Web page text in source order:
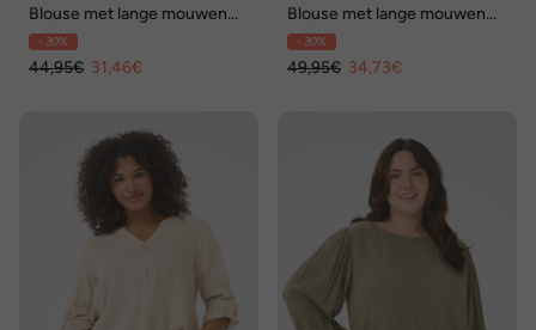
Blouse met lange mouwen
Regular fit
- 30%
44,95€ 31,46€
Blouse met lange mouwen
Loose fit
- 30%
49,95€ 34,73€